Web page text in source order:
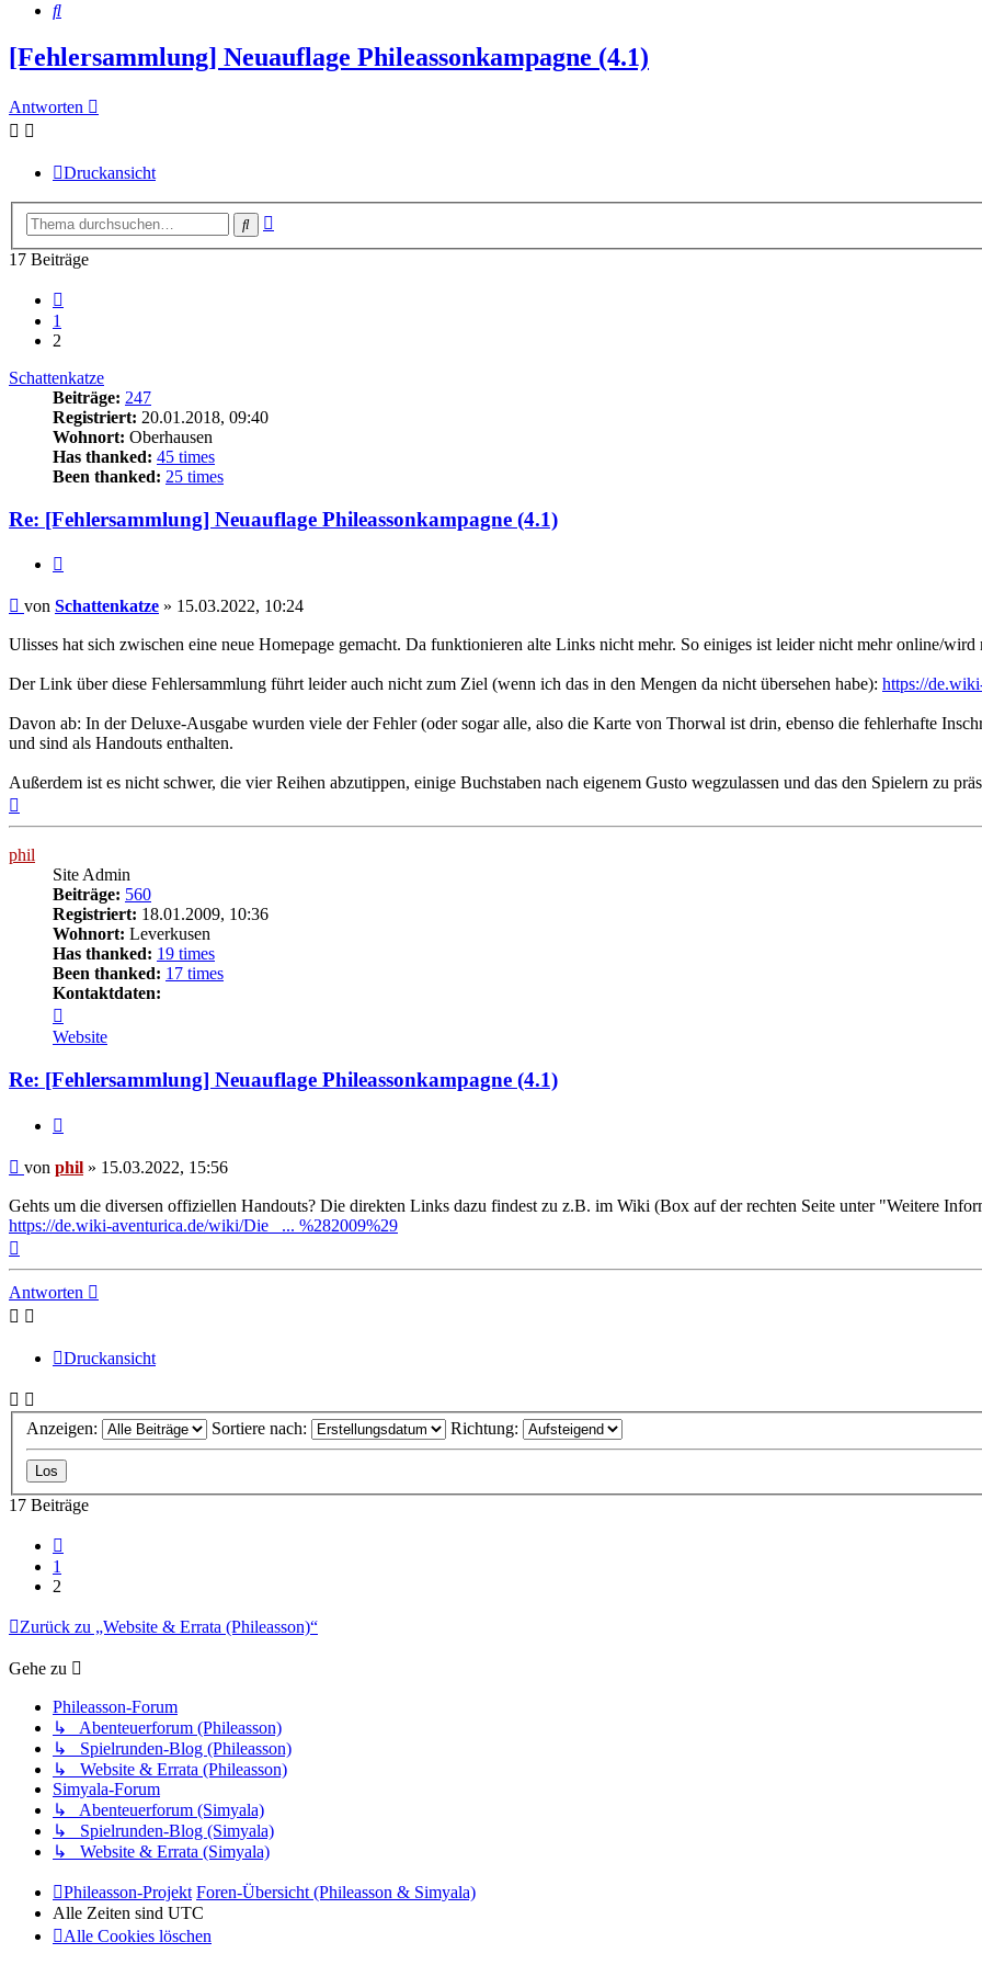
Suche
[Fehlersammlung] Neuauflage Phileassonkampagne (4.1)
Antworten
Druckansicht
Suche
17 Beiträge
1
2
Schattenkatze
Beiträge: 247
Registriert: 20.01.2018, 09:40
Wohnort: Oberhausen
Has thanked: 45 times
Been thanked: 25 times
Re: [Fehlersammlung] Neuauflage Phileassonkampagne (4.1)
Beitrag
von Schattenkatze » 15.03.2022, 10:24
Ulisses hat sich zwischen eine neue Homepage gemacht. Da funktionieren alte Links nicht mehr. So einiges ist leider nicht mehr online/
Der Link über diese Fehlersammlung führt leider auch nicht zum Ziel (wenn ich das in den Mengen da nicht übersehen habe): https://
Davon ab: In der Deluxe-Ausgabe wurden viele der Fehler (oder sogar alle, also die Karte von Thorwal ist drin, ebenso die fehlerhafte
und sind als Handouts enthalten.
Außerdem ist es nicht schwer, die vier Reihen abzutippen, einige Buchstaben nach eigenem Gusto wegzulassen und das den Spielern zu
phil
Site Admin
Beiträge: 560
Registriert: 18.01.2009, 10:36
Wohnort: Leverkusen
Has thanked: 19 times
Been thanked: 17 times
Kontaktdaten:
von
phil
Website
Re: [Fehlersammlung] Neuauflage Phileassonkampagne (4.1)
Beitrag
von phil » 15.03.2022, 15:56
Gehts um die diversen offiziellen Handouts? Die direkten Links dazu findest zu z.B. im Wiki (Box auf der rechten Seite unter "Weitere
https://de.wiki-aventurica.de/wiki/Die_ ... %282009%29
Antworten
Druckansicht
Anzeigen: Sortiere nach: Richtung:
17 Beiträge
1
2
Zurück zu „Website & Errata (Phileasson)“
Gehe zu
Phileasson-Forum
↳ Abenteuerforum (Phileasson)
↳ Spielrunden-Blog (Phileasson)
↳ Website & Errata (Phileasson)
Simyala-Forum
↳ Abenteuerforum (Simyala)
↳ Spielrunden-Blog (Simyala)
↳ Website & Errata (Simyala)
Phileasson-Projekt Foren-Übersicht (Phileasson & Simyala)
Alle Zeiten sind UTC
Alle Cookies löschen